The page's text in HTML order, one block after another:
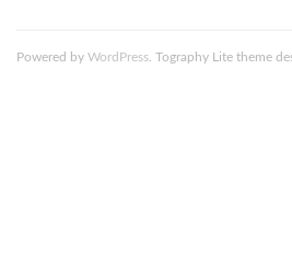
Powered by WordPress . Tography Lite theme